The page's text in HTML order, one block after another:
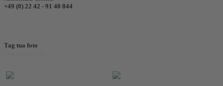
+49 (0) 22 42 - 91 40 844
Tag tua foto